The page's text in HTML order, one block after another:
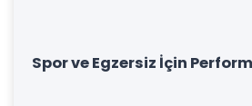
Spor ve Egzersiz İçin